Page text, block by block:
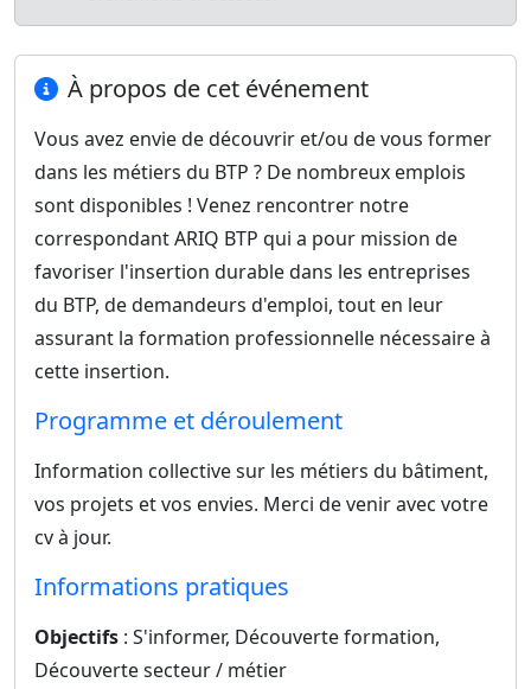
À propos de cet événement
Vous avez envie de découvrir et/ou de vous former
dans les métiers du BTP ? De nombreux emplois
sont disponibles ! Venez rencontrer notre
correspondant ARIQ BTP qui a pour mission de
favoriser l'insertion durable dans les entreprises
du BTP, de demandeurs d'emploi, tout en leur
assurant la formation professionnelle nécessaire à
cette insertion.
Programme et déroulement
Information collective sur les métiers du bâtiment,
vos projets et vos envies. Merci de venir avec votre
cv à jour.
Informations pratiques
Objectifs : S'informer, Découverte formation,
Découverte secteur / métier